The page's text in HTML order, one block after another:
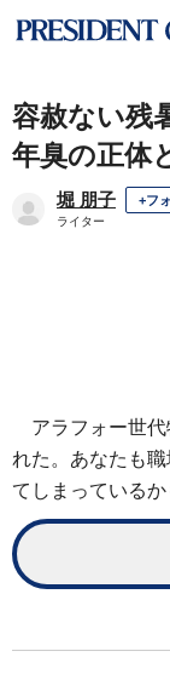
容赦ない残
年臭の正体
堀 朋子 +フ
ライター
アラフォー世
れた。あなたも
てしまっている